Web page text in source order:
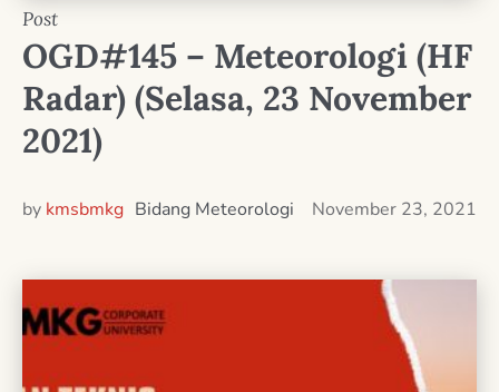
Post
OGD#145 – Meteorologi (HF
Radar) (Selasa, 23 November
2021)
November 23, 2021
by kmsbmkg Bidang Meteorologi